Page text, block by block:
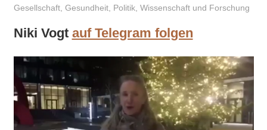
Gesellschaft, Gesundheit, Politik, Wissenschaft und Forschung
Niki Vogt auf Telegram folgen